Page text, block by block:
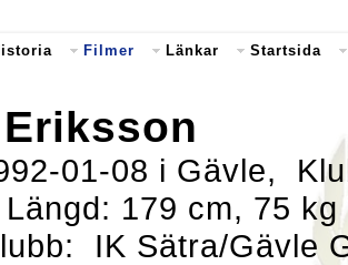
Filmer Länkar Startsida
01-08 i Gävle,
179 cm, 75 kg
IK Sätra/Gävle